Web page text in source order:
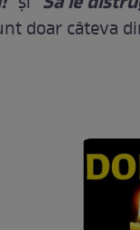
doar câteva